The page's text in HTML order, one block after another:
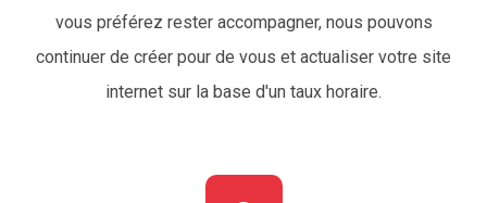
vous préférez rester accompagner, nous pouvons
continuer de créer pour de vous et actualiser votre site
internet sur la base d'un taux horaire.